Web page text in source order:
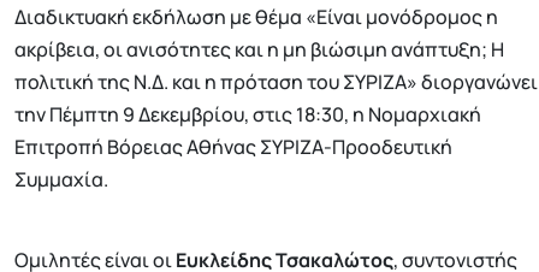
Διαδικτυακή εκδήλωση με θέμα «Είναι μονόδρομος η
ακρίβεια, οι ανισότητες και η μη βιώσιμη ανάπτυξη; Η
πολιτική της Ν.Δ. και η πρόταση του ΣΥΡΙΖΑ» διοργανώνει
την Πέμπτη 9 Δεκεμβρίου, στις 18:30, η Νομαρχιακή
Επιτροπή Βόρειας Αθήνας ΣΥΡΙΖΑ-Προοδευτική
Συμμαχία.
Ομιλητές είναι οιΕυκλείδης Τσακαλώτος, συντονιστής